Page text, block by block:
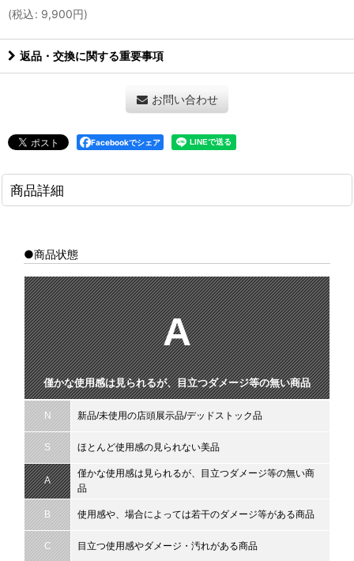
(税込: 9,900円)
返品・交換に関する重要事項
お問い合わせ
Facebookでシェア
商品詳細
●商品状態
A
僅かな使用感は見られるが、目立つダメージ等の無い商品
N 新品/未使用の店頭展示品/デッドストック品
S ほとんど使用感の見られない美品
A
僅かな使用感は見られるが、目立つダメージ等の無い商
品
B 使用感や、場合によっては若干のダメージ等がある商品
C 目立つ使用感やダメージ・汚れがある商品